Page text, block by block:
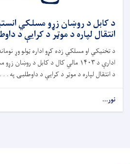
د کابل د روښان زړو مسلکي
انتقال لپاره د موټر د کرایې د
د تخنیکي او مسلکي زده کړو اداره ټولو وړ
ادارې د ۱۴۰۳ مالي کال د کابل د
د انتقال لپاره د موټر د کرایې د داوطلبۍ په . . .
نور...